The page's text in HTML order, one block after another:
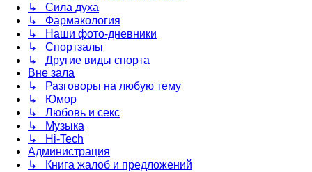
↳ Сила духа
↳ Фармакология
↳ Наши фото-дневники
↳ Спортзалы
↳ Другие виды спорта
Вне зала
↳ Разговоры на любую тему
↳ Юмор
↳ Любовь и секс
↳ Музыка
↳ Hi-Tech
Администрация
↳ Книга жалоб и предложений